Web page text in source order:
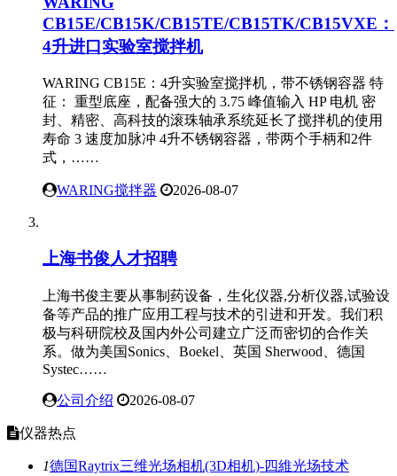
ACTMAPPER超声测试平台通过HIFU换能器全功
率验证